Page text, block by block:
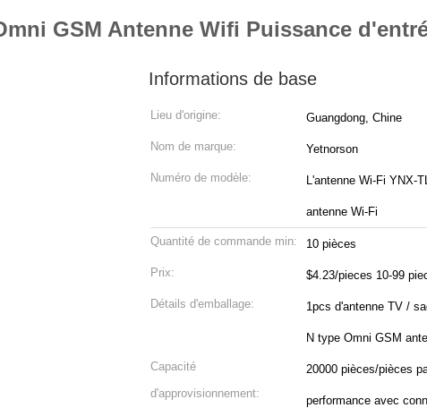
GSM Antenne Wifi Puissance
Informations de base
Lieu d'origine: Guangdong, Chine
Nom de marque: Yetnorson
Numéro de modèle: L'antenne Wi-Fi YNX-
antenne Wi-Fi
Quantité de commande min: 10 pièces
Prix: $4.23/pieces 10-99
Détails d'emballage: 1pcs d'antenne TV /
N type Omni GSM
Capacité
d'approvisionnement:
20000 pièces/pièces
performance avec